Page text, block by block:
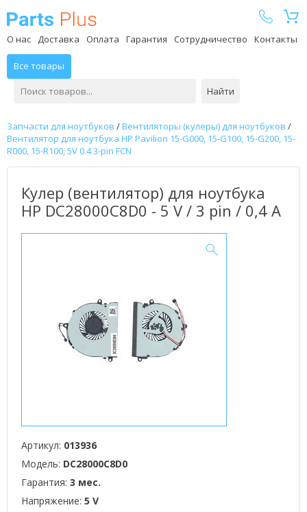
О нас Доставка Оплата Гарантия Сотрудничество Контакты
Все товары
Найти
Запчасти для ноутбуков /Вентиляторы (кулеры) для ноутбуков /
Вентилятор для ноутбука HP Pavilion 15-G000, 15-G100, 15-G200, 15-
R000, 15-R100, 5V 0.4 3-pin FCN
Кулер (вентилятор) для ноутбука
HP DC28000C8D0 - 5 V / 3 pin / 0,4 А
Артикул: 013936
Модель: DC28000C8D0
Гарантия: 3 мес.
Напряжение: 5 V